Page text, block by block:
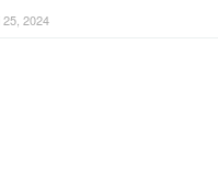
25, 2024